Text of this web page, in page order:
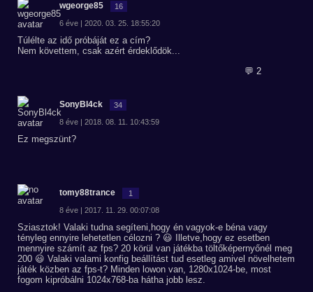
wgeorge85 16
6 éve | 2020. 03. 25. 18:55:20
Túlélte az idő próbáját ez a cím?
Nem követtem, csak azért érdeklődök...
💬 2
SonyBl4ck 34
8 éve | 2018. 08. 11. 10:43:59
Ez megszünt?
tomy88trance 1
8 éve | 2017. 11. 29. 00:07:08
Sziasztok! Valaki tudna segíteni,hogy én vagyok-e béna vagy
tényleg ennyire lehetetlen célozni ? 😃 Illetve,hogy ez esetben
mennyire számít az fps? 20 körül van játékba töltőképernyőnél meg
200 😃 Valaki valami konfig beállítást tud esetleg amivel növelhetem
játék közben az fps-t? Minden lowon van, 1280x1024-be, most
fogom kipróbálni 1024x768-ba hátha jobb lesz.